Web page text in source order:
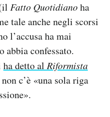
Fatto Quotidianoha
tale anche negli scorsi
l’accusa ha mai
abbia confessato.
ha detto al Riformista
c’è «una sola riga